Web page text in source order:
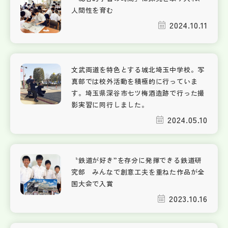
人間性を育む
2024.10.11
文武両道を特色とする城北埼玉中学校。写
真部では校外活動を積極的に行っていま
す。埼玉県深谷市七ツ梅酒造跡で行った撮
影実習に同行しました。
2024.05.10
〝鉄道が好き”を存分に発揮できる鉄道研
究部 みんなで創意工夫を重ねた作品が全
国大会で入賞
2023.10.16